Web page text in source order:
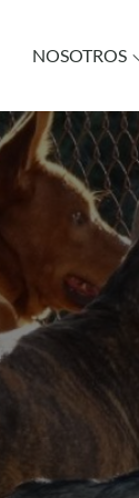
NOSOTROS